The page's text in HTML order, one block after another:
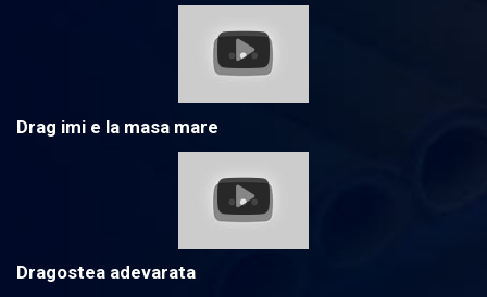
Drag imi e la masa mare
Dragostea adevarata